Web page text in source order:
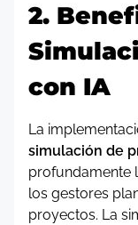
2.
con IA
La
simulación de
profundamente
los gestores
proyectos. La